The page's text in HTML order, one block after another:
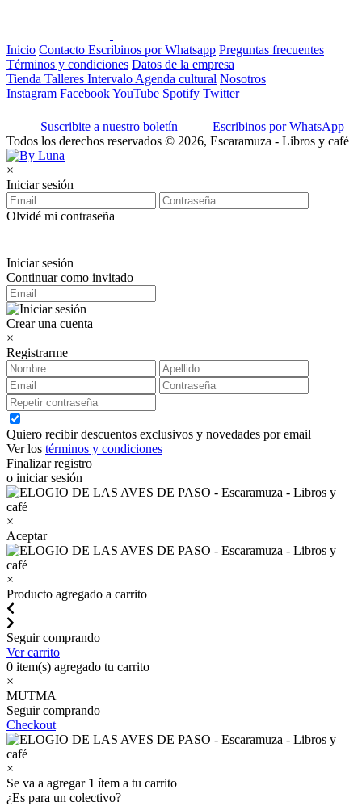
Inicio Contacto Escribinos por Whatsapp Preguntas frecuentes
Términos y condiciones Datos de la empresa
Tienda Talleres Intervalo Agenda cultural Nosotros
Instagram FacebookYouTube Spotify Twitter
Suscribite a nuestro boletín
Escribinos por WhatsApp
Todos los derechos reservados © 2026, Escaramuza - Libros y café
×
Iniciar sesión
Olvidé mi contraseña
Iniciar sesión
Continuar como invitado
Crear una cuenta
×
Registrarme
Quiero recibir descuentos exclusivos y novedades por email
Ver los términos y condiciones
Finalizar registro
o iniciar sesión
×
Aceptar
×
Producto agregado a carrito
Seguir comprando
Ver carrito
0 item(s) agregado tu carrito
×
MUTMA
Seguir comprando
Checkout
×
Se va a agregar 1 ítem a tu carrito
¿Es para un colectivo?